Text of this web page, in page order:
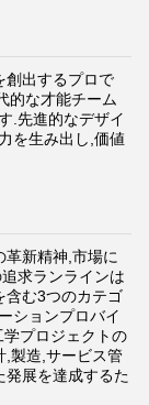
創出するプロで
的な才能チーム
.先進的なデザイ
を生み出し,価値
新精神,市場に
求ランラインは
含む3つのカテゴ
ションプロバイ
プロジェクトの
,製造,サービス管
発展を達成するた